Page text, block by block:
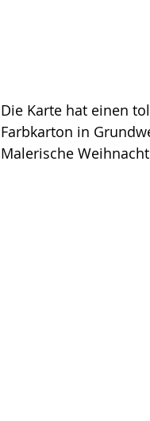
Die Karte hat einen
Farbkarton in
Malerische